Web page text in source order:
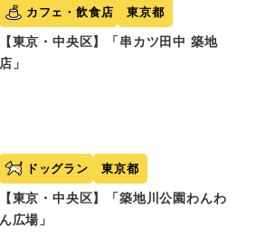
カフェ・飲食店 東京都
【東京・中央区】「串カツ田中 築地
店」
ドッグラン 東京都
【東京・中央区】「築地川公園わんわ
ん広場」